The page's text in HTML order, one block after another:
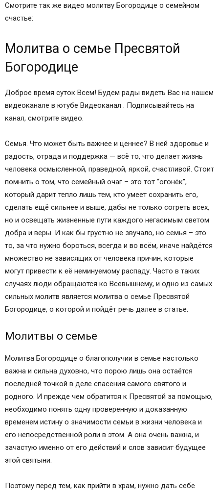
Смотрите так же видео молитву Богородице о семейном
счастье:
Молитва о семье Пресвятой
Богородице
Доброе время суток Всем! Будем рады видеть Вас на нашем
видеоканале в ютубе Видеоканал . Подписывайтесь на
канал, смотрите видео.
Семья. Что может быть важнее и ценнее? В ней здоровье и
радость, отрада и поддержка — всё то, что делает жизнь
человека осмысленной, праведной, яркой, счастливой. Стоит
помнить о том, что семейный очаг – это тот “огонёк”,
который дарит тепло лишь тем, кто умеет сохранить его,
сделать ещё сильнее и выше, дабы не только согреть всех,
но и освещать жизненные пути каждого негасимым светом
добра и веры. И как бы грустно не звучало, но семья – это
то, за что нужно бороться, всегда и во всём, иначе найдётся
множество не зависящих от человека причин, которые
могут привести к её неминуемому распаду. Часто в таких
случаях люди обращаются ко Всевышнему, и одно из самых
сильных молитв является молитва о семье Пресвятой
Богородице, о которой и пойдёт речь далее в статье.
Молитвы о семье
Молитва Богородице о благополучии в семье настолько
важна и сильна духовно, что порою лишь она остаётся
последней точкой в деле спасения самого святого и
родного. И прежде чем обратится к Пресвятой за помощью,
необходимо понять одну проверенную и доказанную
временем истину о значимости семьи в жизни человека и
его непосредственной роли в этом. А она очень важна, и
зачастую именно от его действий и слов зависит будущее
этой святыни.
Поэтому перед тем, как прийти в храм, нужно дать себе